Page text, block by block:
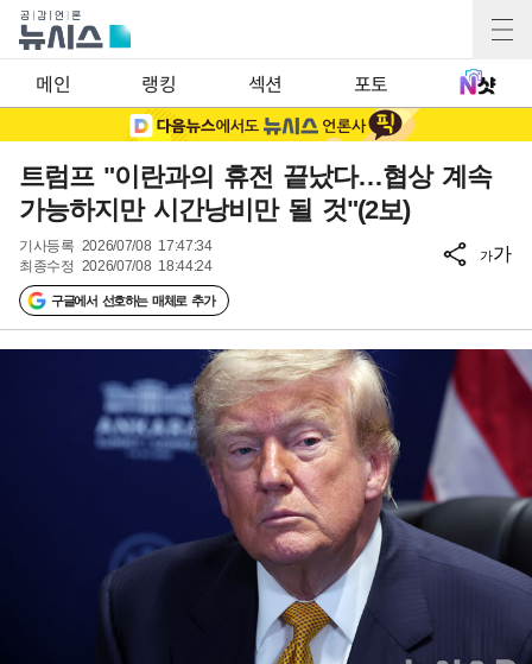
메인 랭킹 섹션 포토
트럼프 "이란과의 휴전 끝났다…협상 계속
가능하지만 시간낭비만 될 것"(2보)
기사등록 2026/07/08 17:47:34
최종수정 2026/07/08 18:44:24
구글에서 선호하는 매체로 추가
가가